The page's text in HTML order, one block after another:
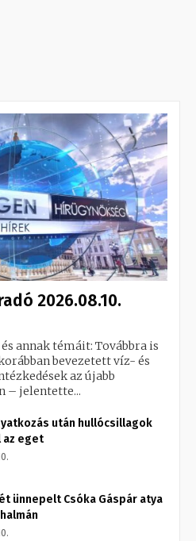
2026.08.10.
annak témáit: Továbbra is
bevezetett víz- és
az újabb
– jelentette...
után hullócsillagok
az eget
ünnepelt Csóka Gáspár atya